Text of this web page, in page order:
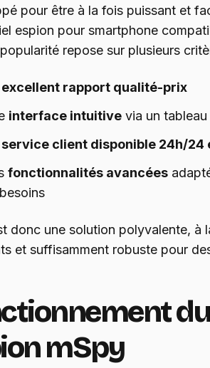
pour être à la fois puissant et
espion pour smartphone
repose sur plusieurs
excellent rapport qualité-prix
interface intuitive via un
service client disponible 24h/24
fonctionnalités avancées
donc une solution polyvalente, à
et suffisamment robuste pour
mSpy